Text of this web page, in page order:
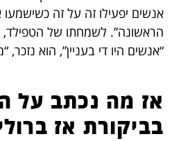
אנשים יפעילו זה על זה
הראשונה”. לשמחתו של
“אנשים היו די בעניין”, הוא
אז מה נכתב על
בביקורת אז